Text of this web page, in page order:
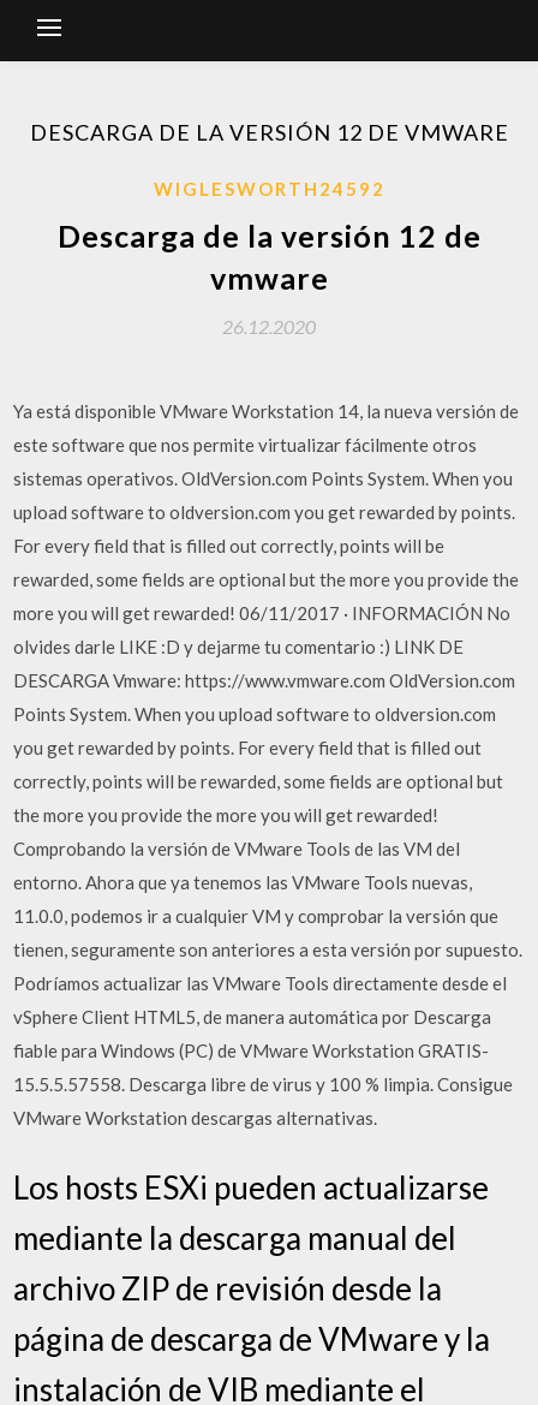
DESCARGA DE LA VERSIÓN 12 DE VMWARE
WIGLESWORTH24592
Descarga de la versión 12 de
vmware
26.12.2020
Ya está disponible VMware Workstation 14, la nueva versión de
este software que nos permite virtualizar fácilmente otros
sistemas operativos. OldVersion.com Points System. When you
upload software to oldversion.com you get rewarded by points.
For every field that is filled out correctly, points will be
rewarded, some fields are optional but the more you provide the
more you will get rewarded! 06/11/2017 · INFORMACIÓN No
olvides darle LIKE :D y dejarme tu comentario :) LINK DE
DESCARGA Vmware: https://www.vmware.com OldVersion.com
Points System. When you upload software to oldversion.com
you get rewarded by points. For every field that is filled out
correctly, points will be rewarded, some fields are optional but
the more you provide the more you will get rewarded!
Comprobando la versión de VMware Tools de las VM del
entorno. Ahora que ya tenemos las VMware Tools nuevas,
11.0.0, podemos ir a cualquier VM y comprobar la versión que
tienen, seguramente son anteriores a esta versión por supuesto.
Podríamos actualizar las VMware Tools directamente desde el
vSphere Client HTML5, de manera automática por Descarga
fiable para Windows (PC) de VMware Workstation GRATIS-
15.5.5.57558. Descarga libre de virus y 100 % limpia. Consigue
VMware Workstation descargas alternativas.
Los hosts ESXi pueden actualizarse
mediante la descarga manual del
archivo ZIP de revisión desde la
página de descarga de VMware y la
instalación de VIB mediante el